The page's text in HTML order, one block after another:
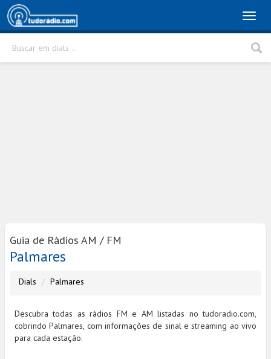
Buscar em dials...
Guia de Rádios AM / FM
Palmares
Dials Palmares
Descubra todas as rádios FM e AM listadas no tudoradio.com,
cobrindo Palmares, com informações de sinal e streaming ao vivo
para cada estação.